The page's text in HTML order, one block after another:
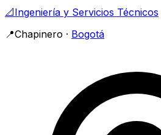
📐 Ingeniería y Servicios Técnicos
📍Chapinero · Bogotá